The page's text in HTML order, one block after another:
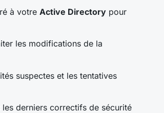
à votre Active Directory pour
les modifications de la
suspectes et les tentatives
les derniers correctifs de sécurité